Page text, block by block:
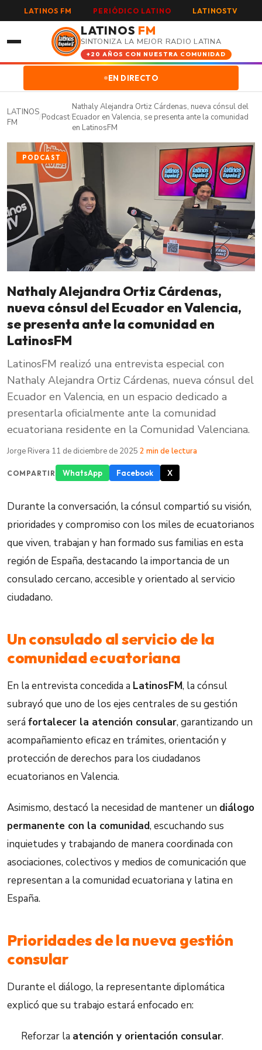
LATINOS FM PERIÓDICO LATINO LATINOSTV
LATINOS FM
SINTONIZA LA MEJOR RADIO LATINA
+20 AÑOS CON NUESTRA COMUNIDAD
EN DIRECTO
LATINOS
FM
/Podcast/
Nathaly Alejandra Ortiz Cárdenas, nueva cónsul del
Ecuador en Valencia, se presenta ante la comunidad
en LatinosFM
PODCAST
Nathaly Alejandra Ortiz Cárdenas,
nueva cónsul del Ecuador en Valencia,
se presenta ante la comunidad en
LatinosFM
LatinosFM realizó una entrevista especial con
Nathaly Alejandra Ortiz Cárdenas, nueva cónsul del
Ecuador en Valencia, en un espacio dedicado a
presentarla oficialmente ante la comunidad
ecuatoriana residente en la Comunidad Valenciana.
Jorge Rivera·11 de diciembre de 2025·2 min de lectura
COMPARTIR WhatsApp Facebook X
Durante la conversación, la cónsul compartió su visión,
prioridades y compromiso con los miles de ecuatorianos
que viven, trabajan y han formado sus familias en esta
región de España, destacando la importancia de un
consulado cercano, accesible y orientado al servicio
ciudadano.
Un consulado al servicio de la
comunidad ecuatoriana
En la entrevista concedida a LatinosFM, la cónsul
subrayó que uno de los ejes centrales de su gestión
será fortalecer la atención consular, garantizando un
acompañamiento eficaz en trámites, orientación y
protección de derechos para los ciudadanos
ecuatorianos en Valencia.
Asimismo, destacó la necesidad de mantener un diálogo
permanente con la comunidad, escuchando sus
inquietudes y trabajando de manera coordinada con
asociaciones, colectivos y medios de comunicación que
representan a la comunidad ecuatoriana y latina en
España.
Prioridades de la nueva gestión
consular
Durante el diálogo, la representante diplomática
explicó que su trabajo estará enfocado en:
Reforzar la atención y orientación consular.